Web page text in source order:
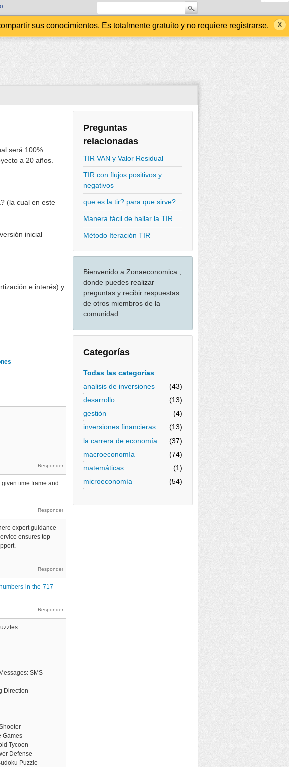
sus conocimientos. Es totalmente gratuito y no requiere registrarse.
Preguntas
relacionadas
TIR VAN y Valor Residual
TIR con flujos positivos y
negativos
que es la tir? para que sirve?
Manera fácil de hallar la TIR
Método Iteración TIR
Bienvenido a Zonaeconomica ,
donde puedes realizar
preguntas y recibir respuestas
de otros miembros de la
comunidad.
Categorías
Todas las categorías
analisis de inversiones
(43)
desarrollo
(13)
gestión
(4)
inversiones financieras
(13)
la carrera de economía
(37)
macroeconomía
(74)
matemáticas
(1)
microeconomía
(54)
será 100%
a 20 años.
(la cual en este
inicial
e interés) y
time frame and
expert guidance
ensures top
in-the-717-
SMS
Direction
Shooter
Games
Tycoon
Defense
Puzzle